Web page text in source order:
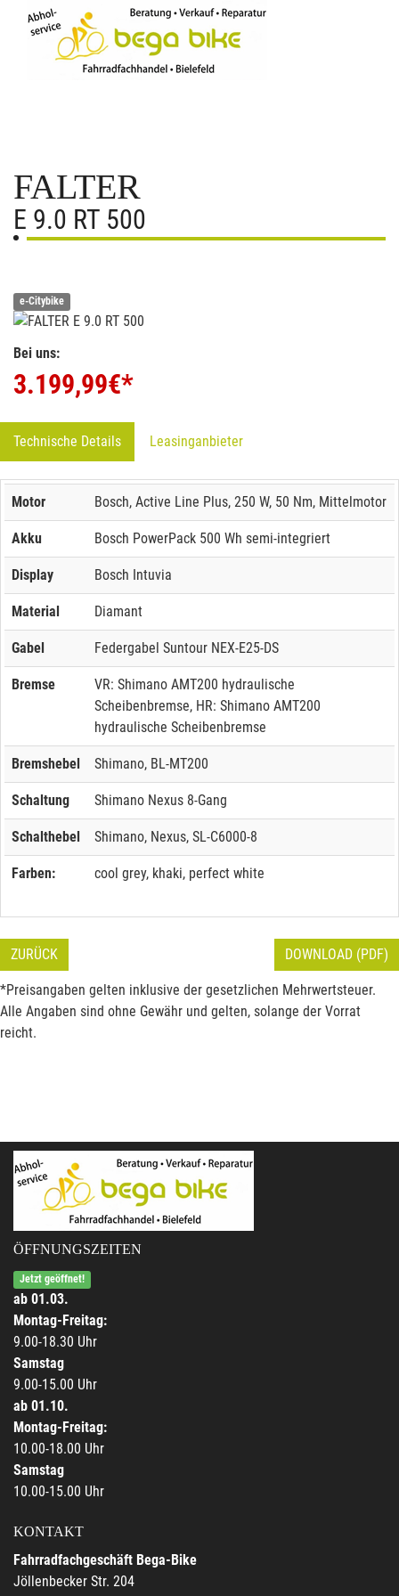
FALTER
E 9.0 RT 500
e-Citybike
Bei uns:
3.199,99€*
Technische Details Leasinganbieter
Motor Bosch, Active Line Plus, 250 W, 50 Nm, Mittelmotor
Akku Bosch PowerPack 500 Wh semi-integriert
Display Bosch Intuvia
Material Diamant
Gabel Federgabel Suntour NEX-E25-DS
Bremse
VR: Shimano AMT200 hydraulische
Scheibenbremse, HR: Shimano AMT200
hydraulische Scheibenbremse
Bremshebel Shimano, BL-MT200
Schaltung Shimano Nexus 8-Gang
Schalthebel Shimano, Nexus, SL-C6000-8
Farben: cool grey, khaki, perfect white
ZURÜCK DOWNLOAD (PDF)
*Preisangaben gelten inklusive der gesetzlichen Mehrwertsteuer.
Alle Angaben sind ohne Gewähr und gelten, solange der Vorrat
reicht.
ÖFFNUNGSZEITEN
Jetzt geöffnet!
ab 01.03.
Montag-Freitag:
9.00-18.30 Uhr
Samstag
9.00-15.00 Uhr
ab 01.10.
Montag-Freitag:
10.00-18.00 Uhr
Samstag
10.00-15.00 Uhr
KONTAKT
Fahrradfachgeschäft Bega-Bike
Jöllenbecker Str. 204